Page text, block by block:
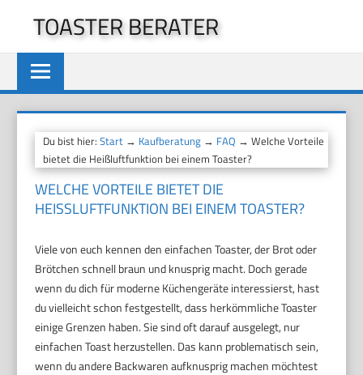
springen
TOASTER BERATER
Du bist hier:Start → Kaufberatung → FAQ → Welche Vorteile
bietet die Heißluftfunktion bei einem Toaster?
WELCHE VORTEILE BIETET DIE
HEISSLUFTFUNKTION BEI EINEM TOASTER?
Viele von euch kennen den einfachen Toaster, der Brot oder
Brötchen schnell braun und knusprig macht. Doch gerade
wenn du dich für moderne Küchengeräte interessierst, hast
du vielleicht schon festgestellt, dass herkömmliche Toaster
einige Grenzen haben. Sie sind oft darauf ausgelegt, nur
einfachen Toast herzustellen. Das kann problematisch sein,
wenn du andere Backwaren aufknusprig machen möchtest